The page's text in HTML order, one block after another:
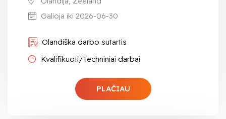
Galioja iki 2026-06-30
Olandiška darbo sutartis
Kvalifikuoti/Techniniai darbai
PLAČIAU